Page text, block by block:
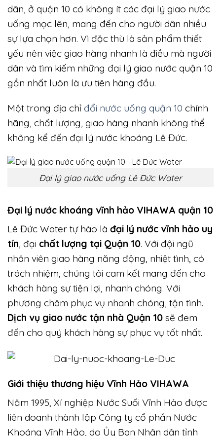
dân, ở quận 10 có không ít các đại lý giao nước
uống mọc lên, mang đến cho người dân nhiều
sự lựa chọn hơn. Vì đặc thù là sản phẩm thiết
yếu nên việc giao hàng nhanh là điều mà người
dân và tìm kiếm những đại lý giao nước quận 10
gần nhất luôn là ưu tiên hàng đầu.
Một trong địa chỉ đổi nước uống quận 10 chính
hãng, chất lượng, giao hàng nhanh không thể
không kể đến đại lý nước khoáng Lê Đức.
Đại lý giao nước uống Lê Đức Water
Đại lý nước khoáng vĩnh hảo VIHAWA quận 10
Lê Đức Water tự hào là đại lý nước vĩnh hảo uy
tín, đại chất lượng tại Quận 10. Với đội ngũ
nhân viên giao hàng năng động, nhiệt tình, có
trách nhiệm, chúng tôi cam kết mang đến cho
khách hàng sự tiện lợi, nhanh chóng. Với
phương châm phục vụ nhanh chóng, tận tình.
Dịch vụ giao nước tận nhà Quận 10 sẽ đem
đến cho quý khách hàng sự phục vụ tốt nhất.
Giới thiệu thương hiệu Vĩnh Hảo VIHAWA
Năm 1995, Xí nghiệp Nước Suối Vĩnh Hảo được
liên doanh thành lập Công ty cổ phần Nước
Khoáng Vĩnh Hảo, do Ủy Ban Nhân dân tỉnh